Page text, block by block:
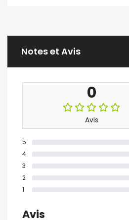
Notes et Avis
0
Avis
5
4
3
2
1
Avis